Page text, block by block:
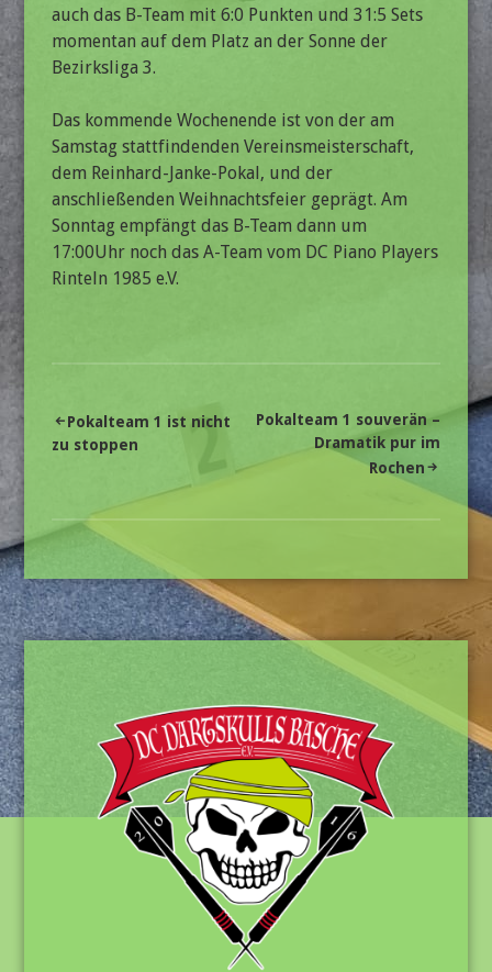
auch das B-Team mit 6:0 Punkten und 31:5 Sets
momentan auf dem Platz an der Sonne der
Bezirksliga 3.
Das kommende Wochenende ist von der am
Samstag stattfindenden Vereinsmeisterschaft,
dem Reinhard-Janke-Pokal, und der
anschließenden Weihnachtsfeier geprägt. Am
Sonntag empfängt das B-Team dann um
17:00Uhr noch das A-Team vom DC Piano Players
Rinteln 1985 e.V.
Beitragsnavigation
Pokalteam 1 ist nicht
zu stoppen
Pokalteam 1 souverän –
Dramatik pur im
Rochen